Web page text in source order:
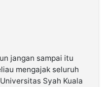
jangan sampai itu
mengajak seluruh
Syah Kuala